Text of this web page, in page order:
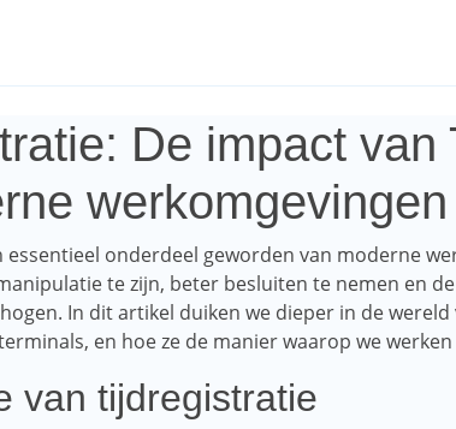
De impact van
werkomgevingen
onderdeel geworden van moderne
te zijn, beter besluiten te nemen en
In dit artikel duiken we dieper in de
en hoe ze de manier waarop we
van tijdregistratie